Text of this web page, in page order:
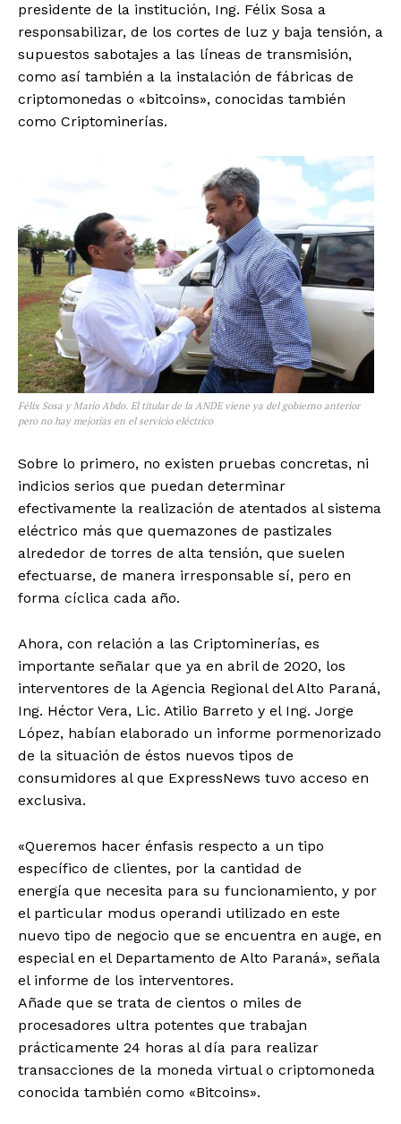
presidente de la institución, Ing. Félix Sosa a
responsabilizar, de los cortes de luz y baja tensión, a
supuestos sabotajes a las líneas de transmisión,
como así también a la instalación de fábricas de
criptomonedas o «bitcoins», conocidas también
como Criptominerías.
Félix Sosa y Mario Abdo. El titular de la ANDE viene ya del gobierno anterior
pero no hay mejorías en el servicio eléctrico
Sobre lo primero, no existen pruebas concretas, ni
indicios serios que puedan determinar
efectivamente la realización de atentados al sistema
eléctrico más que quemazones de pastizales
alrededor de torres de alta tensión, que suelen
efectuarse, de manera irresponsable sí, pero en
forma cíclica cada año.
Ahora, con relación a las Criptominerías, es
importante señalar que ya en abril de 2020, los
interventores de la Agencia Regional del Alto Paraná,
Ing. Héctor Vera, Lic. Atilio Barreto y el Ing. Jorge
López, habían elaborado un informe pormenorizado
de la situación de éstos nuevos tipos de
consumidores al que ExpressNews tuvo acceso en
exclusiva.
«Queremos hacer énfasis respecto a un tipo
específico de clientes, por la cantidad de
energía que necesita para su funcionamiento, y por
el particular modus operandi utilizado en este
nuevo tipo de negocio que se encuentra en auge, en
especial en el Departamento de Alto Paraná», señala
el informe de los interventores.
Añade que se trata de cientos o miles de
procesadores ultra potentes que trabajan
prácticamente 24 horas al día para realizar
transacciones de la moneda virtual o criptomoneda
conocida también como «Bitcoins».